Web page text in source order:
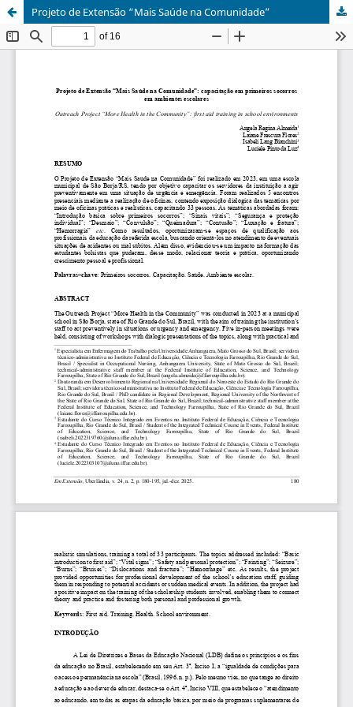
Projeto de Extensão “Mais Saúde na Comunidade”